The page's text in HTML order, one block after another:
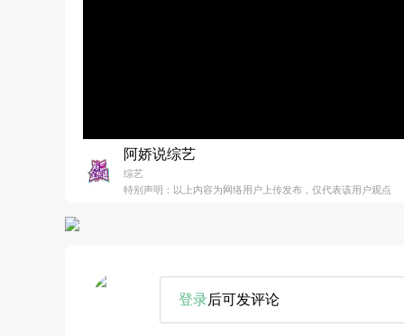
阿娇说综艺
综艺
特别声明：以上内容为网络用户上传发布，仅代表该用户观点
登录后可发评论